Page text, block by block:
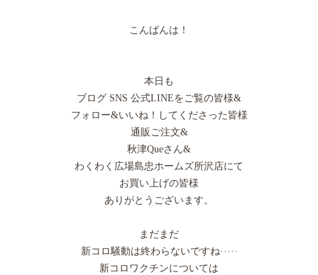
こんばんは！
本日も
ブログ SNS 公式LINEをご覧の皆様&
フォロー&いいね！してくださった皆様
通販ご注文&
秋津Queさん&
わくわく広場島忠ホームズ所沢店にて
お買い上げの皆様
ありがとうございます。
まだまだ
新コロ騒動は終わらないですね·····
新コロワクチンについては